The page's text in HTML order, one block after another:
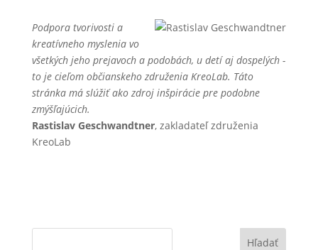
Podpora tvorivosti a
kreatívneho myslenia vo
všetkých jeho prejavoch a podobách, u detí aj dospelých -
to je cieľom občianskeho združenia KreoLab. Táto
stránka má slúžiť ako zdroj inšpirácie pre podobne
zmýšľajúcich.
Rastislav Geschwandtner, zakladateľ združenia
KreoLab
Hľadať